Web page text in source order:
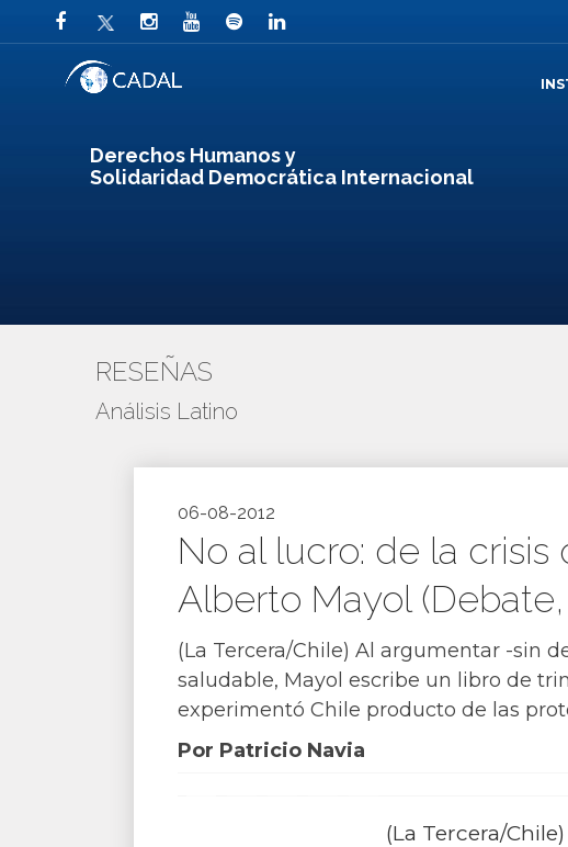
Derechos Humanos y
Solidaridad Democrática Internacional
RESEÑAS
Análisis Latino
06-08-2012
No al lucro: de la
Alberto Mayol (Debate,
(La Tercera/Chile) Al argumentar -sin
saludable, Mayol escribe un libro de
experimentó Chile producto de las
Por Patricio Navia
(La Tercera/